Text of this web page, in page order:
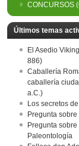
CONCURSOS
Últimos temas
El Asedio
886)
Caballería
caballería
a.C.)
Los secretos
Pregunta
Pregunta
Paleontología